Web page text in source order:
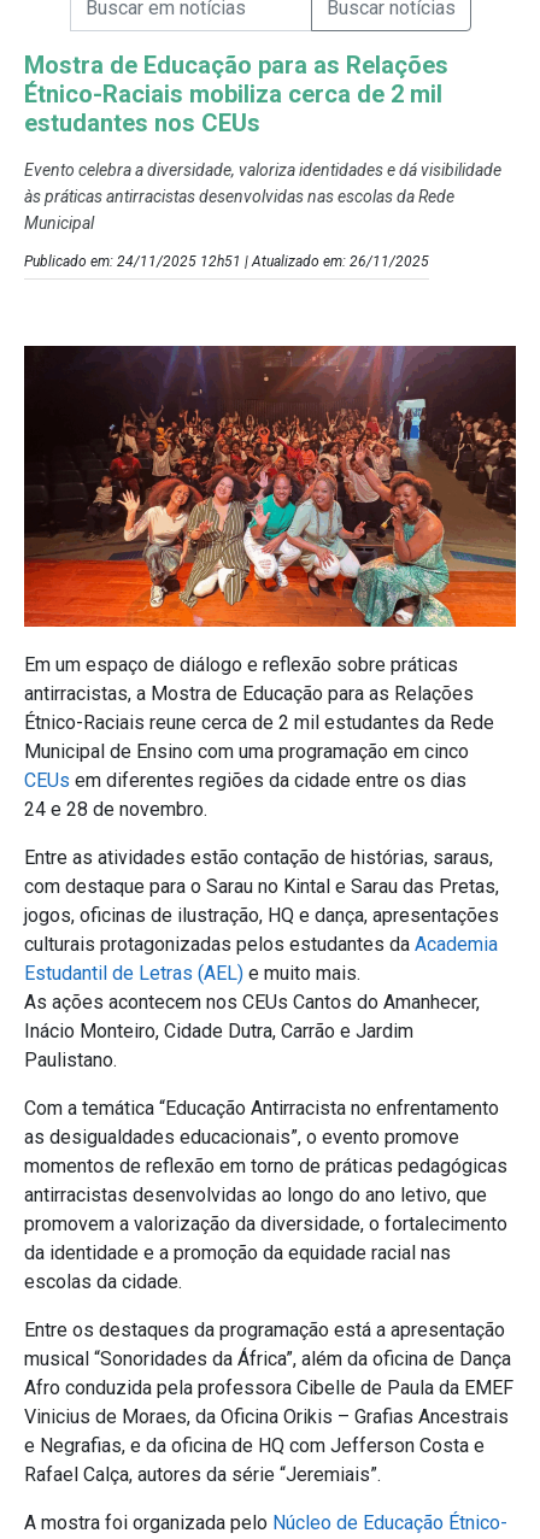
Mostra de Educação para as Relações
Étnico-Raciais mobiliza cerca de 2 mil
estudantes nos CEUs
Evento celebra a diversidade, valoriza identidades e dá visibilidade
às práticas antirracistas desenvolvidas nas escolas da Rede
Municipal
Publicado em: 24/11/2025 12h51 | Atualizado em: 26/11/2025
Em um espaço de diálogo e reflexão sobre práticas
antirracistas, a Mostra de Educação para as Relações
Étnico-Raciais reune cerca de 2 mil estudantes da Rede
Municipal de Ensino com uma programação em cinco
CEUs em diferentes regiões da cidade entre os dias
24 e 28 de novembro.
Entre as atividades estão contação de histórias, saraus,
com destaque para o Sarau no Kintal e Sarau das Pretas,
jogos, oficinas de ilustração, HQ e dança, apresentações
culturais protagonizadas pelos estudantes da Academia
Estudantil de Letras (AEL) e muito mais.
As ações acontecem nos CEUs Cantos do Amanhecer,
Inácio Monteiro, Cidade Dutra, Carrão e Jardim
Paulistano.
Com a temática “Educação Antirracista no enfrentamento
as desigualdades educacionais”, o evento promove
momentos de reflexão em torno de práticas pedagógicas
antirracistas desenvolvidas ao longo do ano letivo, que
promovem a valorização da diversidade, o fortalecimento
da identidade e a promoção da equidade racial nas
escolas da cidade.
Entre os destaques da programação está a apresentação
musical “Sonoridades da África”, além da oficina de Dança
Afro conduzida pela professora Cibelle de Paula da EMEF
Vinicius de Moraes, da Oficina Orikis – Grafias Ancestrais
e Negrafias, e da oficina de HQ com Jefferson Costa e
Rafael Calça, autores da série “Jeremiais”.
A mostra foi organizada pelo Núcleo de Educação Étnico-